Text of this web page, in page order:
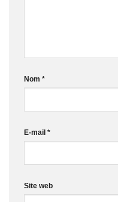
Nom *
E-mail *
Site web